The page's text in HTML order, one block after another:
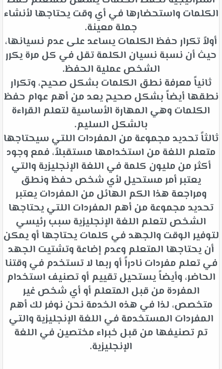
الكلمات واستحضارها في أي وقت يحتاجها لأنشاء
جملة معينة.
أولاً تكرار حفظ الكلمات يساعد على عدم نسيانها،
حيث أن نسبة نسيان الكلمة تقل في كل مرة يكرر
الشخص عملية الحفظ.
ثانياً معرفة نطق الكلمات بشكل صحيح، وتكرار
نطقها أيضاً بشكل صحيح يعد من أهم عوام حفظ
الكلمات وهي المهارة الأساسية لتعلم القراءة
بالشكل السليم.
ثالثاً تحديد مجموعة من المفردات اللتي سيحتاجها
متعلم اللغة من استخدامها مستقبلاً، فمع وجود
أكثر من مليون كلمة في اللغة الإنجليزية والتي
يعتبر أمر مستحيل لأي شخص حفظ ونطق
ومراجعة هذا الكم الهائل من المفردات يعتبر
تحديد مجموعة من أهم المفردات اللتي يحتاجها
الشخص لتعلم اللغة الإنجليزية سبب رئيسي
لتوفير الوقت والجهد في كلمات يحتاجها أو يمكن
أن يحتاجها المتعلم وعدم إضاعة وتشتيت الجهد
في تعلم مفردات نادراً أو ربما لا تستخدم في وقتنا
الحاضر، وأيضاً يستحيل تقييم أو تصنيف استخدام
المفردة من قبل المتعلم أو أي شخص غير
متخصص، لذا في هذه الخدمة نحن نوفر لك أهم
المفردات المستخدمة في اللغة الإنجليزية والتي
تم تصنيفها من قبل خبراء مختصين في اللغة
الإنجليزية.